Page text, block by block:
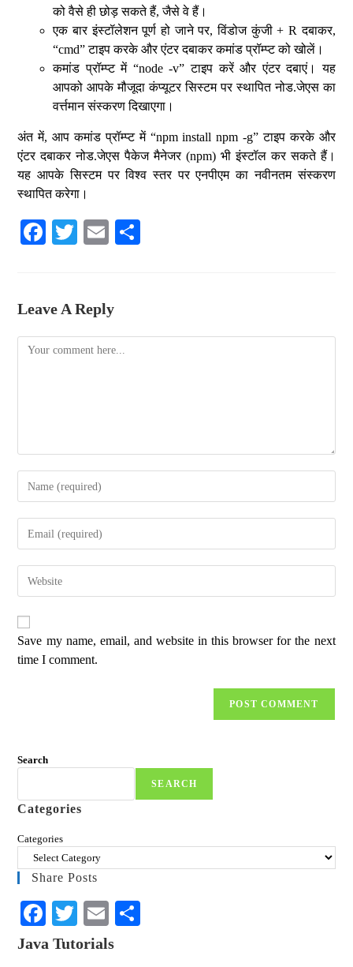
को वैसे ही छोड़ सकते हैं, जैसे वे हैं।
एक बार इंस्टॉलेशन पूर्ण हो जाने पर, विंडोज कुंजी + R दबाकर,
“cmd” टाइप करके और एंटर दबाकर कमांड प्रॉम्प्ट को खोलें।
कमांड प्रॉम्प्ट में “node -v” टाइप करें और एंटर दबाएं। यह
आपको आपके मौजूदा कंप्यूटर सिस्टम पर स्थापित नोड.जेएस का
वर्त्तमान संस्करण दिखाएगा।
अंत में, आप कमांड प्रॉम्प्ट में “npm install npm -g” टाइप करके और
एंटर दबाकर नोड.जेएस पैकेज मैनेजर (npm) भी इंस्टॉल कर सकते हैं।
यह आपके सिस्टम पर विश्व स्तर पर एनपीएम का नवीनतम संस्करण
स्थापित करेगा।
Fa
ok
T
r
E
Leave A Reply
Save my name, email, and website in this browser for the next
time I comment.
Search
SEARCH
Categories
Categories
Share Posts
Fa
ce
T
wi
E
m
Java Tutorials